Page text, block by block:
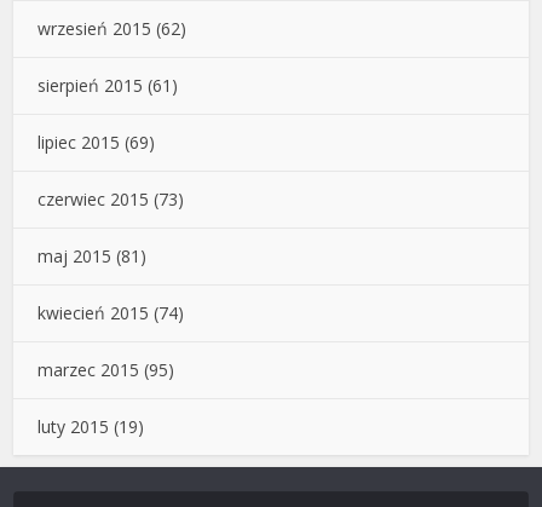
wrzesień 2015 (62)
sierpień 2015 (61)
lipiec 2015 (69)
czerwiec 2015 (73)
maj 2015 (81)
kwiecień 2015 (74)
marzec 2015 (95)
luty 2015 (19)